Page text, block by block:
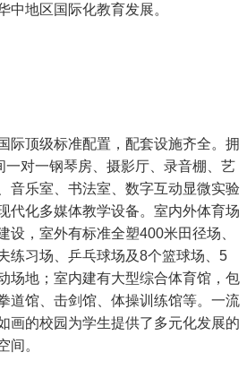
中地区国际化教育发展。
际顶级标准配置，配套设施齐全。拥
一对一钢琴房、摄影厅、录音棚、艺
音乐室、书法室、数字互动显微实验
代化多媒体教学设备。室内外体育场
设，室外有标准全塑400米田径场、
练习场、乒乓球场及8个篮球场、5
场地；室内建有大型综合体育馆，包
道馆、击剑馆、体操训练馆等。一流
画的校园为学生提供了多元化发展的
间。